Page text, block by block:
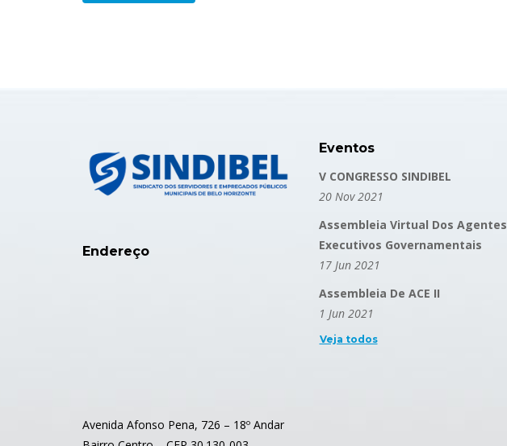
Endereço
Avenida Afonso Pena, 726 – 18º Andar
Eventos
V CONGRESSO SINDIBEL
20 Nov 2021
Assembleia Virtual Dos Agentes
Executivos Governamentais
17 Jun 2021
Assembleia De ACE II
1 Jun 2021
Veja todos